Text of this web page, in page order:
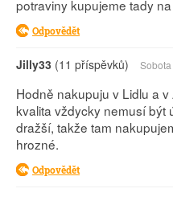
potraviny kupujeme tady
Odpovědět
Jilly33 (11 příspěvků)
Hodně nakupuju v Lidlu a
kvalita vždycky nemusí být
dražší, takže tam
hrozné.
Odpovědět